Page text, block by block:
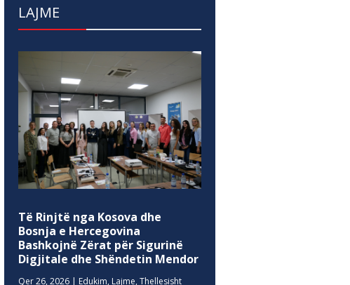
LAJME
Të Rinjtë nga Kosova dhe
Bosnja e Hercegovina
Bashkojnë Zërat për Sigurinë
Digjitale dhe Shëndetin Mendor
Qer 26, 2026 | Edukim, Lajme,Thellesisht